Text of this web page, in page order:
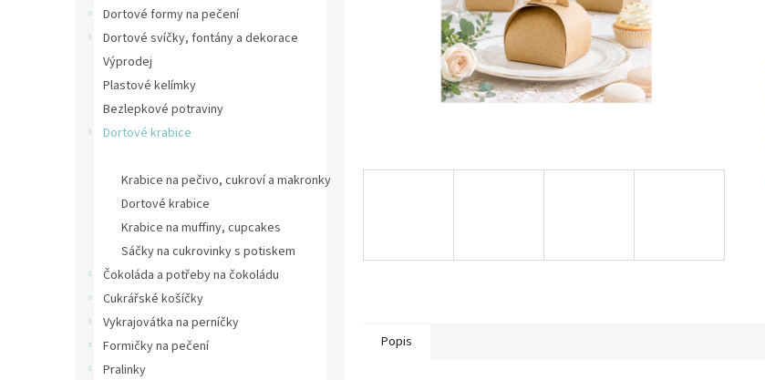
Dortové formy na pečení
Dortové svíčky, fontány a dekorace
Výprodej
Plastové kelímky
Bezlepkové potraviny
Dortové krabice
Krabice na pečivo, cukroví a makronky
Dortové krabice
Krabice na muffiny, cupcakes
Sáčky na cukrovinky s potiskem
Čokoláda a potřeby na čokoládu
Cukrářské košíčky
Vykrajovátka na perníčky
Formičky na pečení
Pralinky
Popis